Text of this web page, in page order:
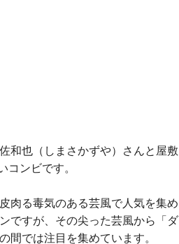
和也（しまさかずや）さんと屋敷
ンビです。
肉る毒気のある芸風で人気を集め
ですが、その尖った芸風から「ダ
間では注目を集めています。